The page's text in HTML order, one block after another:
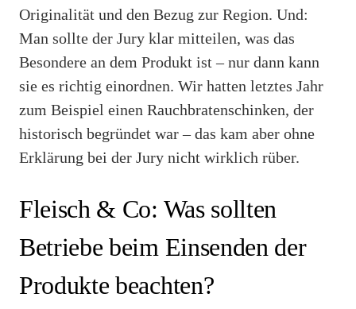
Originalität und den Bezug zur Region. Und:
Man sollte der Jury klar mitteilen, was das
Besondere an dem Produkt ist – nur dann kann
sie es richtig einordnen. Wir hatten letztes Jahr
zum Beispiel einen Rauchbratenschinken, der
historisch begründet war – das kam aber ohne
Erklärung bei der Jury nicht wirklich rüber.
Fleisch & Co: Was sollten
Betriebe beim Einsenden der
Produkte beachten?